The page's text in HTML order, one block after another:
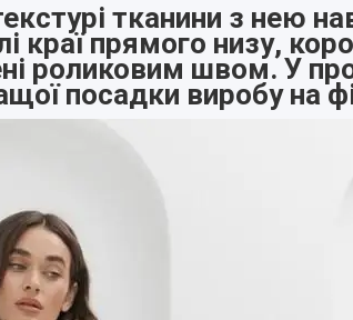
тканини з нею
прямого низу,
роликовим швом. У
посадки виробу на